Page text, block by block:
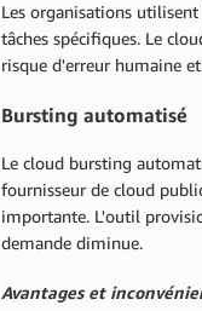
Les organisations
tâches spécifiques. Le
risque d'erreur humaine
Bursting automatisé
Le cloud bursting
fournisseur de cloud
importante. L'outil
demande diminue.
Avantages et